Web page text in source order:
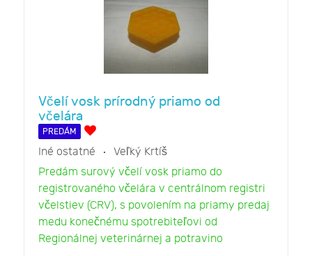
Včelí vosk prírodný priamo od
včelára
PREDÁM
Iné ostatné
Veľký Krtíš
Predám surový včelí vosk priamo do
registrovaného včelára v centrálnom registri
včelstiev (CRV), s povolením na priamy predaj
medu konečnému spotrebiteľovi od
Regionálnej veterinárnej a potravino